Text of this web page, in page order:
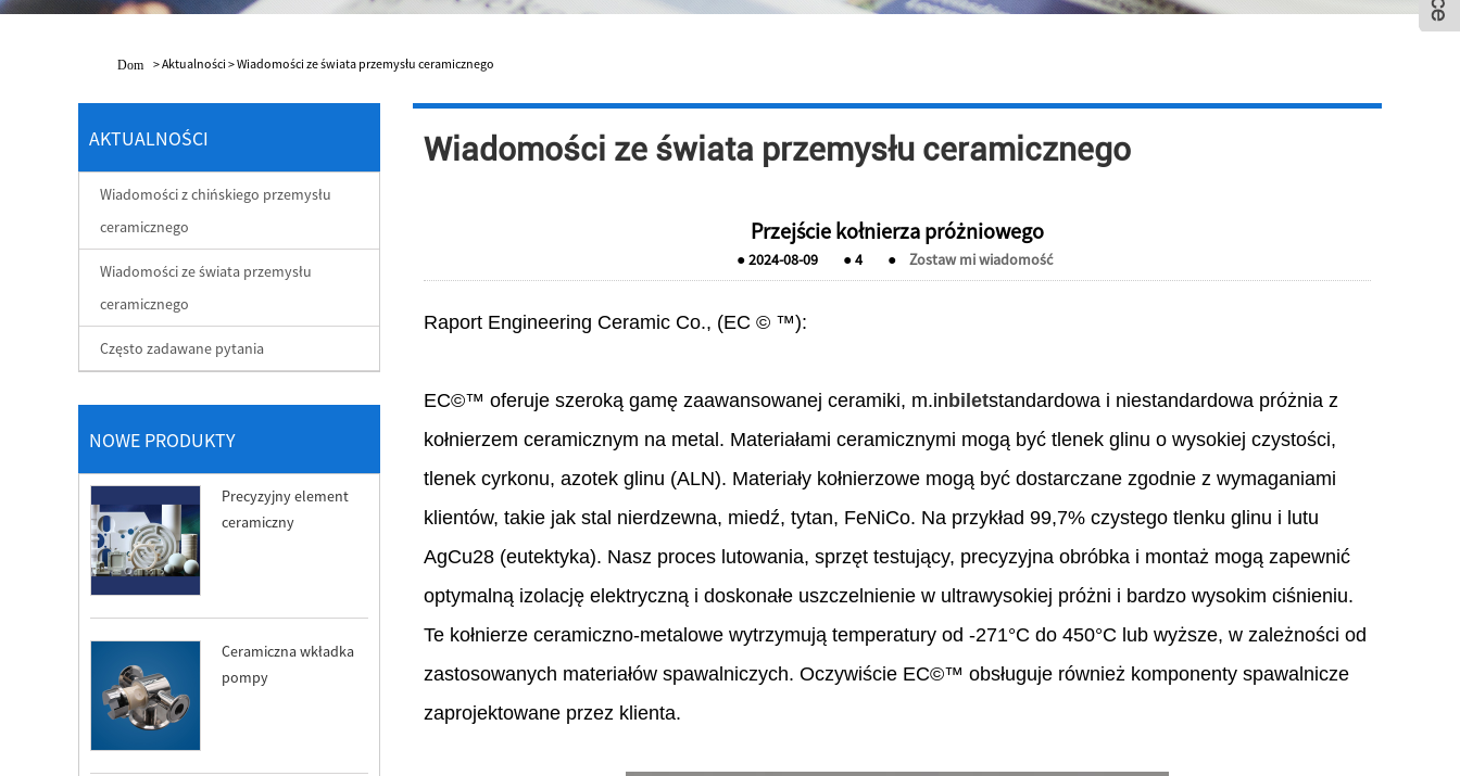
Dom >Aktualności >Wiadomości ze świata przemysłu ceramicznego
AKTUALNOŚCI
Wiadomości z chińskiego przemysłu
ceramicznego
Wiadomości ze świata przemysłu
ceramicznego
Często zadawane pytania
NOWE PRODUKTY
Precyzyjny element
ceramiczny
Ceramiczna wkładka
pompy
Wiadomości ze świata przemysłu ceramicznego
Przejście kołnierza próżniowego
●2024-08-09 ●4 ● Zostaw mi wiadomość
Raport Engineering Ceramic Co., (EC © ™):
EC©™ oferuje szeroką gamę zaawansowanej ceramiki, m.in biletstandardowa i niestandardowa próżnia z
kołnierzem ceramicznym na metal. Materiałami ceramicznymi mogą być tlenek glinu o wysokiej czystości,
tlenek cyrkonu, azotek glinu (ALN). Materiały kołnierzowe mogą być dostarczane zgodnie z wymaganiami
klientów, takie jak stal nierdzewna, miedź, tytan, FeNiCo. Na przykład 99,7% czystego tlenku glinu i lutu
AgCu28 (eutektyka). Nasz proces lutowania, sprzęt testujący, precyzyjna obróbka i montaż mogą zapewnić
optymalną izolację elektryczną i doskonałe uszczelnienie w ultrawysokiej próżni i bardzo wysokim ciśnieniu.
Te kołnierze ceramiczno-metalowe wytrzymują temperatury od -271°C do 450°C lub wyższe, w zależności od
zastosowanych materiałów spawalniczych. Oczywiście EC©™ obsługuje również komponenty spawalnicze
zaprojektowane przez klienta.